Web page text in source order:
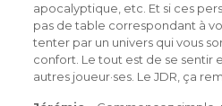
apocalyptique, etc. Et si ces
pas de table correspondant à
tenter par un univers qui vous
confort. Le tout est de se sentir
autres joueur·ses. Le JDR, ça